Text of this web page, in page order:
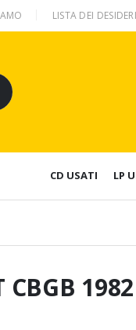
LISTA DEI DESIDERI
CD USATI LP
CBGB 1982